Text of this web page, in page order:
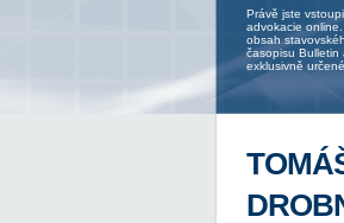
Právě jste
advokacie
obsah
časopisu Bulletin
exklusivně